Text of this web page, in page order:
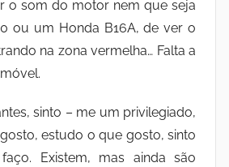
o som do motor nem que seja
ou um Honda B16A, de ver o
na zona vermelha… Falta a
sinto – me um privilegiado,
estudo o que gosto, sinto
Existem, mas ainda são